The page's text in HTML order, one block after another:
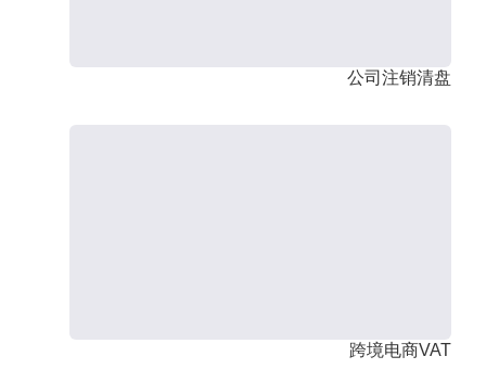
公司注销清盘
跨境电商VAT